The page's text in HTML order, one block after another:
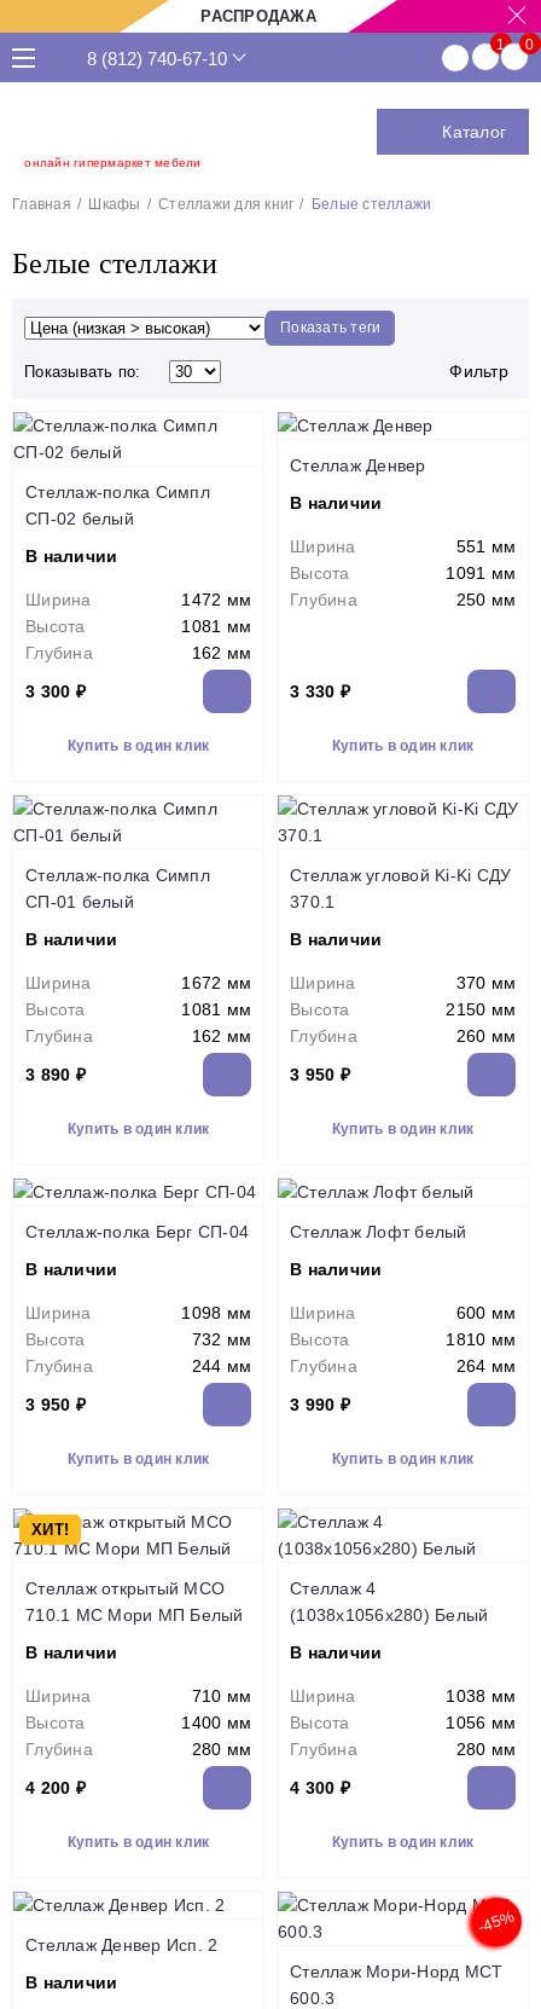
РАСПРОДАЖА
онлайн гипермаркет мебели
8 (812) 740-67-10
Каталог
Главная Шкафы Стеллажи для книг Белые стеллажи
Белые стеллажи
Показать теги
Показывать по: Фильтр
Стеллаж-полка Симпл
СП-02 белый
В наличии
Ширина
1472 мм
Высота
1081 мм
Глубина
162 мм
3 300 ₽
Купить в один клик
Стеллаж Денвер
В наличии
Ширина
551 мм
Высота
1091 мм
Глубина
250 мм
3 330 ₽
Купить в один клик
Стеллаж-полка Симпл
СП-01 белый
В наличии
Ширина
1672 мм
Высота
1081 мм
Глубина
162 мм
3 890 ₽
Купить в один клик
Стеллаж угловой Ki-Ki СДУ
370.1
В наличии
Ширина
370 мм
Высота
2150 мм
Глубина
260 мм
3 950 ₽
Купить в один клик
Стеллаж-полка Берг СП-04
В наличии
Ширина
1098 мм
Высота
732 мм
Глубина
244 мм
3 950 ₽
Купить в один клик
Стеллаж Лофт белый
В наличии
Ширина
600 мм
Высота
1810 мм
Глубина
264 мм
3 990 ₽
Купить в один клик
ХИТ!
Стеллаж открытый МСО
710.1 МС Мори МП Белый
В наличии
Ширина
710 мм
Высота
1400 мм
Глубина
280 мм
4 200 ₽
Купить в один клик
Стеллаж 4
(1038х1056х280) Белый
В наличии
Ширина
1038 мм
Высота
1056 мм
Глубина
280 мм
4 300 ₽
Купить в один клик
Стеллаж Денвер Исп. 2
В наличии
-45%
Стеллаж Мори-Норд МСТ
600.3